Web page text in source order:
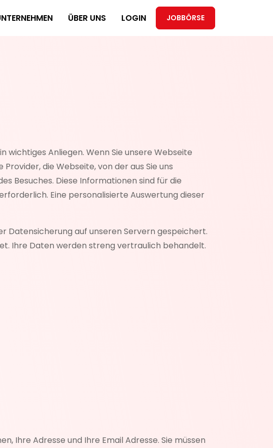
ÜBER UNS LOGIN JOBBÖRSE
Anliegen. Wenn Sie unsere Webseite
die Webseite, von der aus Sie uns
Besuches. Diese Informationen sind für die
Eine personalisierte Auswertung dieser
Datensicherung auf unseren Servern gespeichert.
Ihre Daten werden streng vertraulich behandelt.
Ihre Adresse und Ihre Email Adresse. Sie müssen